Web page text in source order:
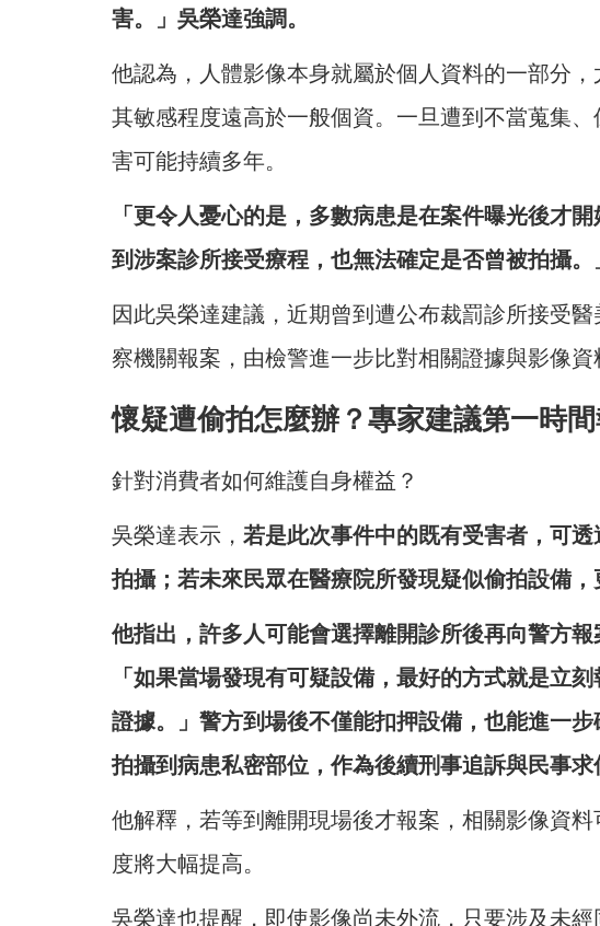
害。」吳榮達強調。
他認為，人體影像本身就屬於個人資料的一部分
其敏感程度遠高於一般個資。一旦遭到不當蒐集
害可能持續多年。
「更令人憂心的是，多數病患是在案件曝光後才
到涉案診所接受療程，也無法確定是否曾被拍攝。
因此吳榮達建議，近期曾到遭公布裁罰診所接受
察機關報案，由檢警進一步比對相關證據與影像資
懷疑遭偷拍怎麼辦？專家建議第一時
針對消費者如何維護自身權益？
吳榮達表示， 若是此次事件中的既有受害者，可
拍攝；若未來民眾在醫療院所發現疑似偷拍設備，
他指出，許多人可能會選擇離開診所後再向警方報
「如果當場發現有可疑設備，最好的方式就是立
證據。」警方到場後不僅能扣押設備，也能進一
拍攝到病患私密部位，作為後續刑事追訴與民事求
他解釋，若等到離開現場後才報案，相關影像資
度將大幅提高。
吳榮達也提醒，即使影像尚未外流，只要涉及未